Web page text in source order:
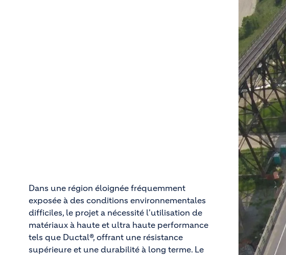
Dans une région éloignée fréquemment
exposée à des conditions environnementales
difficiles, le projet a nécessité l'utilisation de
matériaux à haute et ultra haute performance
tels que Ductal®, offrant une résistance
supérieure et une durabilité à long terme. Le